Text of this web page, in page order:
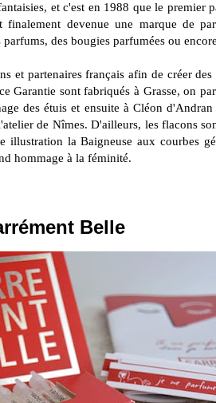
et c'est en 1988 que le premier
devenue une marque de
des bougies parfumées ou
et partenaires français afin de créer
Garantie sont fabriqués à Grasse, on
des étuis et ensuite à Cléon
de Nîmes. D'ailleurs, les flacons
la Baigneuse aux courbes
hommage à la féminité.
Belle